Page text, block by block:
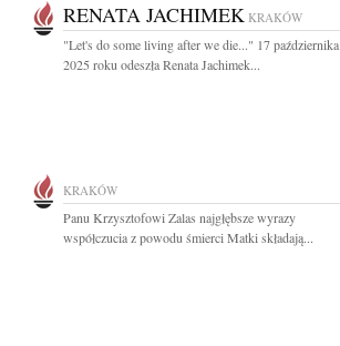
RENATA JACHIMEK KRAKÓW
"Let's do some living after we die..." 17 października
2025 roku odeszła Renata Jachimek...
KRAKÓW
Panu Krzysztofowi Zalas najgłębsze wyrazy
współczucia z powodu śmierci Matki składają...